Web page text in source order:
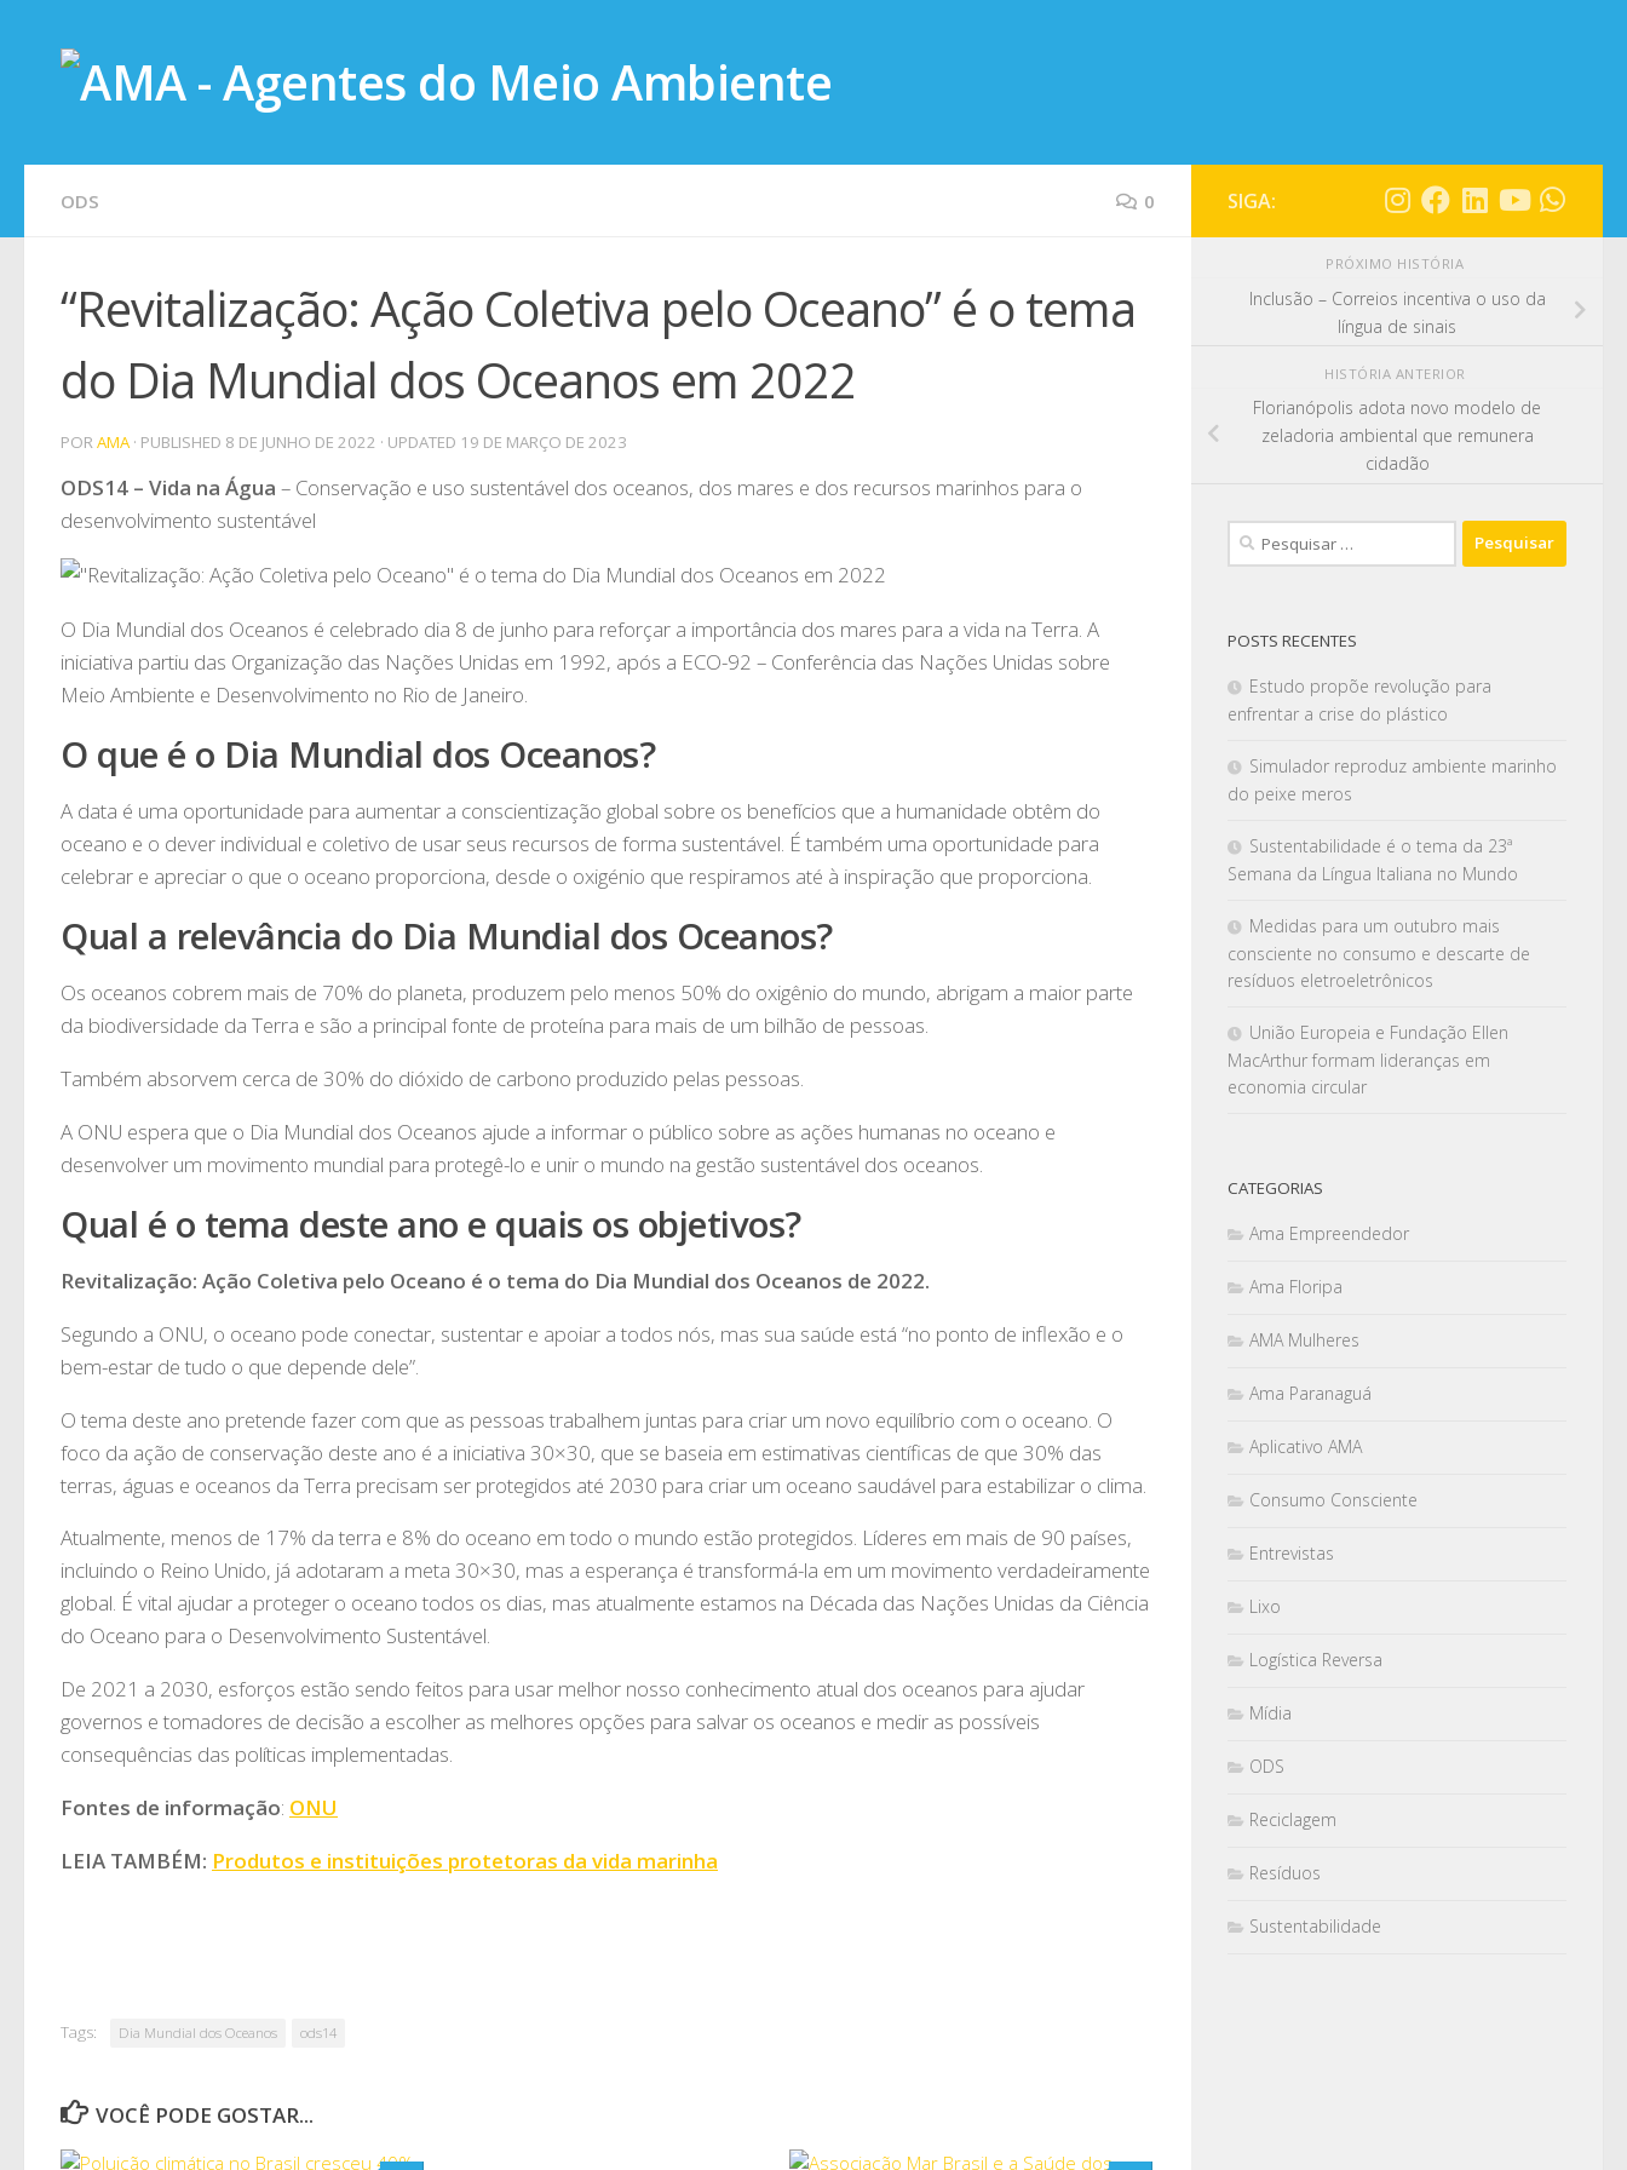
ODS 0
“Revitalização: Ação Coletiva pelo Oceano” é o tema
do Dia Mundial dos Oceanos em 2022
PORAMA · PUBLISHED 8 DE JUNHO DE 2022 · UPDATED 19 DE MARÇO DE 2023
ODS14 – Vida na Água – Conservação e uso sustentável dos oceanos, dos mares e dos recursos marinhos para o
desenvolvimento sustentável
O Dia Mundial dos Oceanos é celebrado dia 8 de junho para reforçar a importância dos mares para a vida na Terra. A
iniciativa partiu das Organização das Nações Unidas em 1992, após a ECO-92 – Conferência das Nações Unidas sobre
Meio Ambiente e Desenvolvimento no Rio de Janeiro.
O que é o Dia Mundial dos Oceanos?
A data é uma oportunidade para aumentar a conscientização global sobre os benefícios que a humanidade obtêm do
oceano e o dever individual e coletivo de usar seus recursos de forma sustentável. É também uma oportunidade para
celebrar e apreciar o que o oceano proporciona, desde o oxigénio que respiramos até à inspiração que proporciona.
Qual a relevância do Dia Mundial dos Oceanos?
Os oceanos cobrem mais de 70% do planeta, produzem pelo menos 50% do oxigênio do mundo, abrigam a maior parte
da biodiversidade da Terra e são a principal fonte de proteína para mais de um bilhão de pessoas.
Também absorvem cerca de 30% do dióxido de carbono produzido pelas pessoas.
A ONU espera que o Dia Mundial dos Oceanos ajude a informar o público sobre as ações humanas no oceano e
desenvolver um movimento mundial para protegê-lo e unir o mundo na gestão sustentável dos oceanos.
Qual é o tema deste ano e quais os objetivos?
Revitalização: Ação Coletiva pelo Oceano é o tema do Dia Mundial dos Oceanos de 2022.
Segundo a ONU, o oceano pode conectar, sustentar e apoiar a todos nós, mas sua saúde está “no ponto de inflexão e o
bem-estar de tudo o que depende dele”.
O tema deste ano pretende fazer com que as pessoas trabalhem juntas para criar um novo equilíbrio com o oceano. O
foco da ação de conservação deste ano é a iniciativa 30×30, que se baseia em estimativas científicas de que 30% das
terras, águas e oceanos da Terra precisam ser protegidos até 2030 para criar um oceano saudável para estabilizar o clima.
Atualmente, menos de 17% da terra e 8% do oceano em todo o mundo estão protegidos. Líderes em mais de 90 países,
incluindo o Reino Unido, já adotaram a meta 30×30, mas a esperança é transformá-la em um movimento verdadeiramente
global. É vital ajudar a proteger o oceano todos os dias, mas atualmente estamos na Década das Nações Unidas da Ciência
do Oceano para o Desenvolvimento Sustentável.
De 2021 a 2030, esforços estão sendo feitos para usar melhor nosso conhecimento atual dos oceanos para ajudar
governos e tomadores de decisão a escolher as melhores opções para salvar os oceanos e medir as possíveis
consequências das políticas implementadas.
Fontes de informação: ONU
LEIA TAMBÉM: Produtos e instituições protetoras da vida marinha
Tags: Dia Mundial dos Oceanos ods14
VOCÊ PODE GOSTAR...
SIGA:
PRÓXIMO HISTÓRIA
Inclusão – Correios incentiva o uso da
língua de sinais
HISTÓRIA ANTERIOR
Florianópolis adota novo modelo de
zeladoria ambiental que remunera
cidadão
POSTS RECENTES
Estudo propõe revolução para
enfrentar a crise do plástico
Simulador reproduz ambiente marinho
do peixe meros
Sustentabilidade é o tema da 23ª
Semana da Língua Italiana no Mundo
Medidas para um outubro mais
consciente no consumo e descarte de
resíduos eletroeletrônicos
União Europeia e Fundação Ellen
MacArthur formam lideranças em
economia circular
CATEGORIAS
Ama Empreendedor
Ama Floripa
AMA Mulheres
Ama Paranaguá
Aplicativo AMA
Consumo Consciente
Entrevistas
Lixo
Logística Reversa
Mídia
ODS
Reciclagem
Resíduos
Sustentabilidade